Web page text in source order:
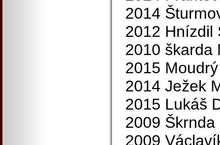
2014
2012 Hnízdil
2010 škarda
2015
2014 Ježek
2015 Lukáš
2009
2009